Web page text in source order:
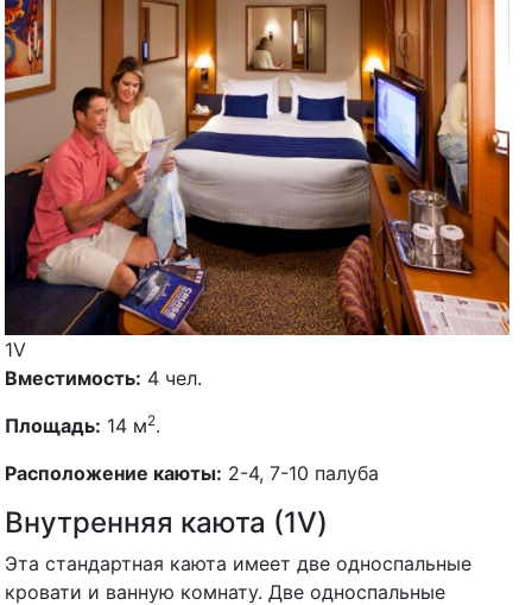
1V
Вместимость: 4 чел.
Площадь: 14 м2.
Расположение каюты: 2-4, 7-10 палуба
Внутренняя каюта (1V)
Эта стандартная каюта имеет две односпальные
кровати и ванную комнату. Две односпальные